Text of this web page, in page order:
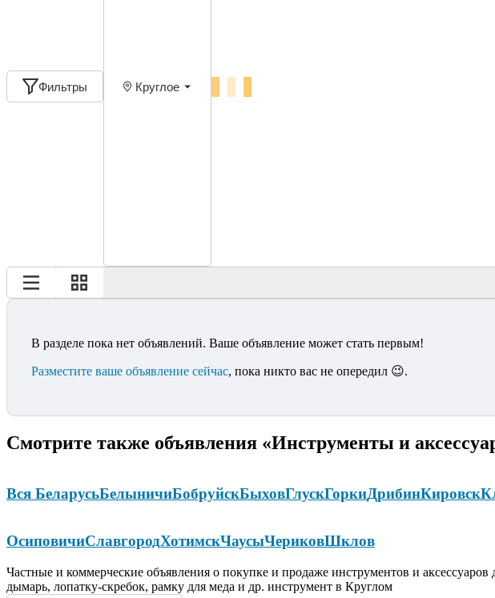
Фильтры Круглое
В разделе пока нет объявлений. Ваше объявление может стать первым!
Разместите ваше объявление сейчас, пока никто вас не опередил 😉.
Смотрите также объявления «Инструменты и
Вся БеларусьБелыничиБобруйскБыховГлускГоркиДрибинКировск
ОсиповичиСлавгородХотимскЧаусыЧериковШклов
Частные и коммерческие объявления о покупке и продаже инструментов и
дымарь, лопатку-скребок, рамку для меда и др. инструмент в Круглом